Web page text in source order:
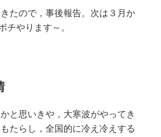
たので，事後報告。次は３月か
チやります～。
と思いきや，大寒波がやってき
たらし，全国的に冷え冷えする